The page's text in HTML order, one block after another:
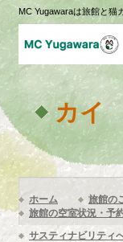
MC Yugawaraは旅館と猫
カイ
ホーム 旅館の
旅館の空室状況・予
サスティナビリティ